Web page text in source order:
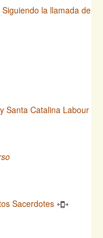
la llamada de
y Santa Catalina Labour
Sacerdotes